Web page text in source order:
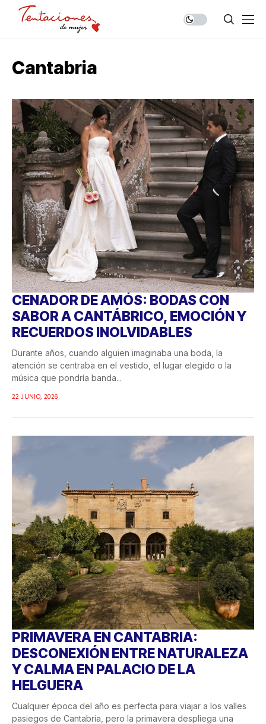
Cantabria
CENADOR DE AMÓS: BODAS CON
SABOR A CANTÁBRICO, EMOCIÓN Y
RECUERDOS INOLVIDABLES
Durante años, cuando alguien imaginaba una boda, la
atención se centraba en el vestido, el lugar elegido o la
música que pondría banda...
22 JUNIO, 2026
PRIMAVERA EN CANTABRIA:
DESCONEXIÓN ENTRE NATURALEZA
Y CALMA EN PALACIO DE LA
HELGUERA
Cualquier época del año es perfecta para viajar a los valles
pasiegos de Cantabria, pero la primavera despliega una